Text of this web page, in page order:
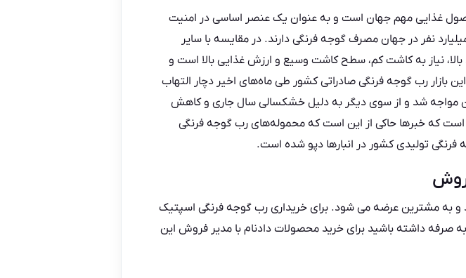
غذایی مهم جهان است و به عنوان یک عنصر اساسی در امنیت
نفر در جهان مصرف گوجه فرنگی دارند. در مقایسه با سایر
نیاز به کاشت کم، سطح کاشت وسیع و ارزش غذایی بالا است و
بازار رب گوجه فرنگی صادراتیکشور طی ماه‌های اخیر دچار التهاب
مواجه شد و از سوی دیگر به دلیل خشکسالی سال جاری و کاهش
است که خبرها حاکی از این است که محموله‌های رب گوجه فرنگی
تولیدی کشور در انبارها دپو شده است.
و به مشترین عرضه می شود. برای خریداری رب گوجه فرنگی اسپتیک
صرفه داشته باشید برای خرید محصولات دادنام با مدیر فروش این